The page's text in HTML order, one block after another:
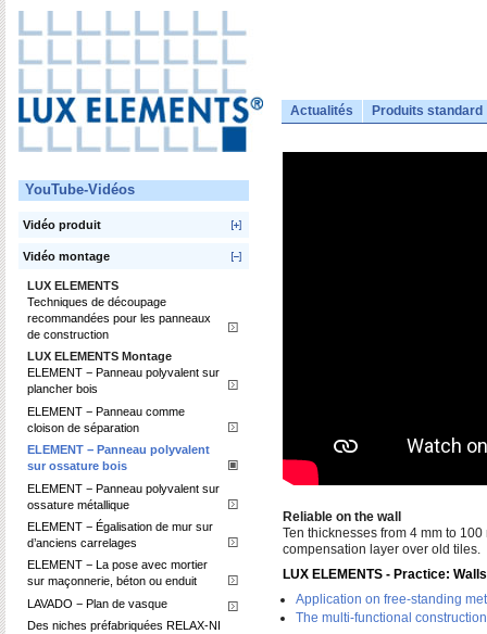
Actualités Produits standard
YouTube-Vidéos
Vidéo produit
Vidéo montage
LUX ELEMENTS
Techniques de découpage
recommandées pour les panneaux
de construction
LUX ELEMENTS Montage
ELEMENT − Panneau polyvalent sur
plancher bois
ELEMENT − Panneau comme
cloison de séparation
ELEMENT − Panneau polyvalent
sur ossature bois
ELEMENT − Panneau polyvalent sur
ossature métallique
ELEMENT − Égalisation de mur sur
d’anciens carrelages
ELEMENT − La pose avec mortier
sur maçonnerie, béton ou enduit
LAVADO − Plan de vasque
Des niches préfabriquées RELAX-NI
Reliable on the wall
Ten thicknesses from 4 mm to
compensation layer over old tiles.
LUX ELEMENTS - Practice:
Application on free-standing
The multi-functional